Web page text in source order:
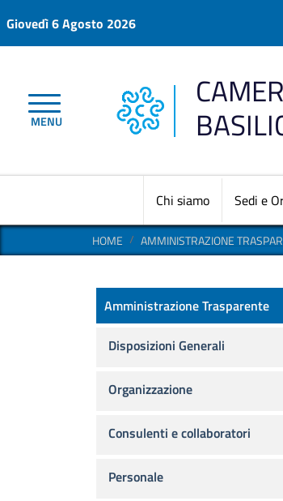
Giovedì 6 Agosto 2026
MENU
Chi siamo Sedi e
HOME AMMINISTRAZIONE
Amministrazione
Amministrazione Trasparente
Disposizioni Generali
Organizzazione
Consulenti e collaboratori
Personale